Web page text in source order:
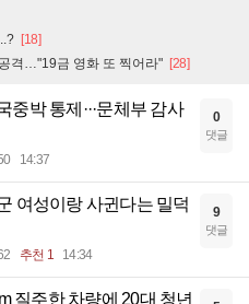
[18]
격…"19금 영화 또 찍어라" [28]
중박 통제···문체부 감사
14:37
0
댓글
여성이랑 사귄다는 밀덕
추천 1 14:34
9
댓글
질주한 차량에 20대 청년